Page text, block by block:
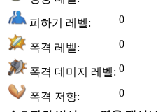
피하기 레벨: 0
폭격 레벨: 0
폭격 데미지 레벨: 0
폭격 저항: 0